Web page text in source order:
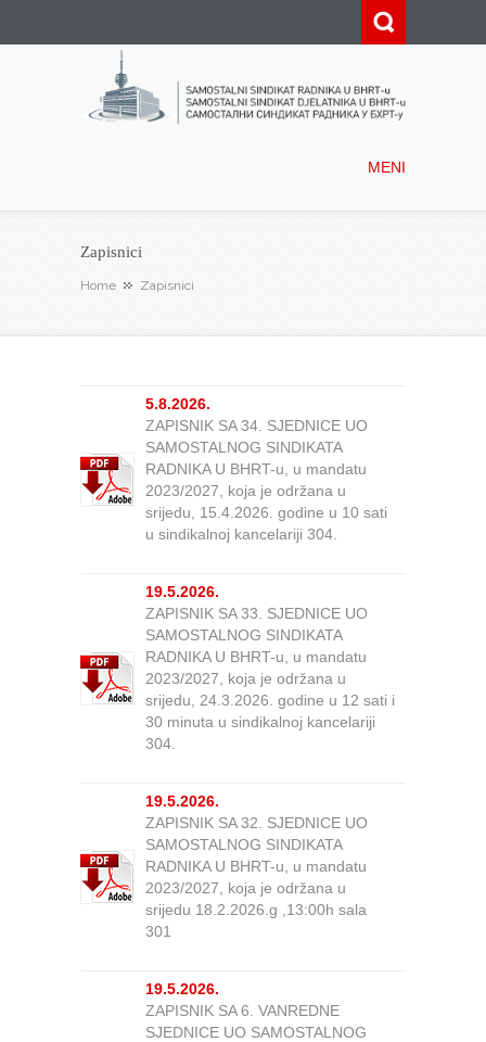
MENI
Zapisnici
Home Zapisnici
5.8.2026.
ZAPISNIK SA 34. SJEDNICE UO
SAMOSTALNOG SINDIKATA
RADNIKA U BHRT-u, u mandatu
2023/2027, koja je održana u
srijedu, 15.4.2026. godine u 10 sati
u sindikalnoj kancelariji 304.
19.5.2026.
ZAPISNIK SA 33. SJEDNICE UO
SAMOSTALNOG SINDIKATA
RADNIKA U BHRT-u, u mandatu
2023/2027, koja je održana u
srijedu, 24.3.2026. godine u 12 sati i
30 minuta u sindikalnoj kancelariji
304.
19.5.2026.
ZAPISNIK SA 32. SJEDNICE UO
SAMOSTALNOG SINDIKATA
RADNIKA U BHRT-u, u mandatu
2023/2027, koja je održana u
srijedu 18.2.2026.g ,13:00h sala
301
19.5.2026.
ZAPISNIK SA 6. VANREDNE
SJEDNICE UO SAMOSTALNOG